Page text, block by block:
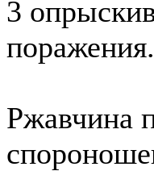
3
поражения.
Ржавчина